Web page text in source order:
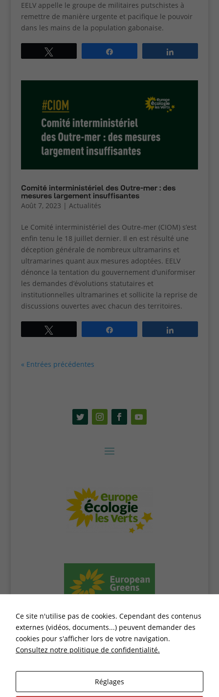
EELV appelle le groupe de militaires putschistes à
remettre de manière urgente et pacifique le pouvoir
dans les mains de la population gabonaise.
Comité interministériel des Outre-mer : des
mesures largement insuffisantes
Août 7, 2023 | Actualités
Le Comité interministériel des Outre-mer (CIOM) s’est
enfin tenu le 18 juillet dernier. Il en est résulté une
déception générale de nombreux ultramarins et
ultramarines quant aux mesures adoptées. EELV
dénonce la tentation du gouvernement d’uniformiser
les demandes d’évolutions statutaires et
institutionnelles ultramarines et sollicite la reprise de
discussions ouvertes avec chacun des territoires.
« Entrées précédentes
Ce site n'utilise pas de cookies. Cependant des contenus
externes (vidéos, documents...) peuvent demander des
cookies pour s'afficher lors de votre navigation.
Consultez notre politique de confidentialité.
Réglages
fonctionnels
En particulier
sauvegarder
vos
en matière de
cookies.
externes
Ces cookies
si vous
souhaitez
que les
contenus
externes à
notre site
s'affichent
(vidéos,
documents...)